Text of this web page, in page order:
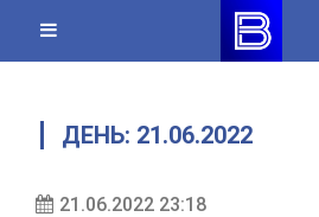
content
ДЕНЬ: 21.06.2022
21.06.2022 23:18